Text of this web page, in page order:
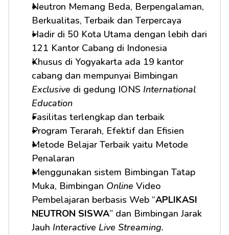
Neutron Memang Beda, Berpengalaman,
Berkualitas, Terbaik dan Terpercaya
Hadir di 50 Kota Utama dengan lebih dari
121 Kantor Cabang di Indonesia
Khusus di Yogyakarta ada 19 kantor
Exclusive di gedung IONS International
Education
Fasilitas terlengkap dan terbaik
Program Terarah, Efektif dan Efisien
Metode Belajar Terbaik yaitu Metode
Penalaran
Menggunakan sistem Bimbingan Tatap
Muka, Bimbingan Online Video
Pembelajaran berbasis Web “APLIKASI
NEUTRON SISWA” dan Bimbingan Jarak
Jauh Interactive Live Streaming.